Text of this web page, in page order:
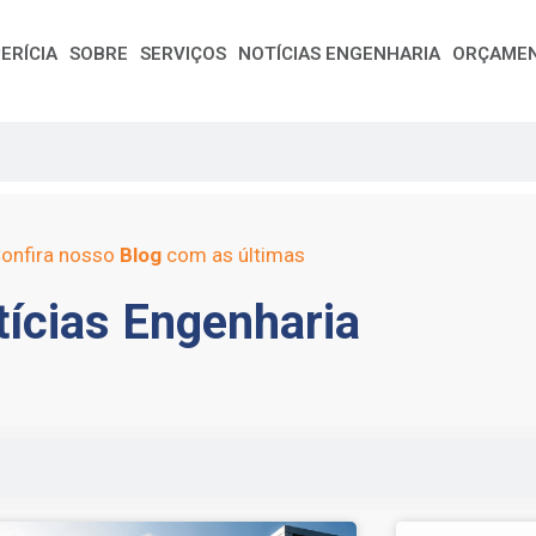
SOBRE SERVIÇOS NOTÍCIAS ENGENHARIA
nosso Blogcom as últimas
Engenharia